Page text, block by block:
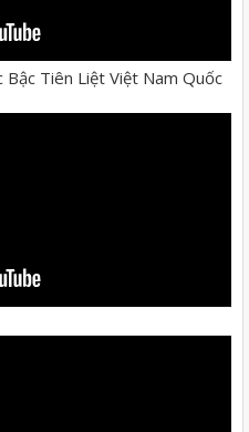
Bậc Tiên Liệt Việt Nam Quốc